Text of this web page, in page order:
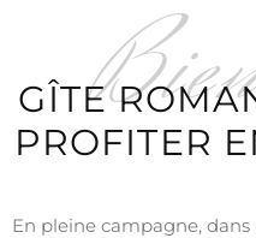
GÎTE
PROFITER
En pleine campagne,